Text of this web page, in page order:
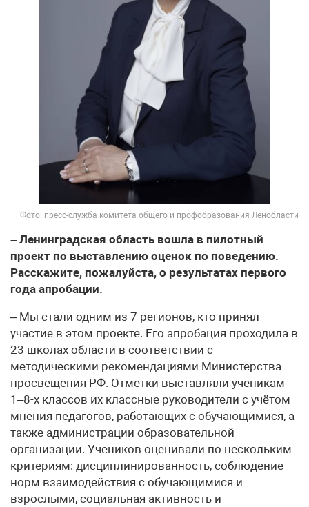
Фото: пресс-служба комитета общего и профобразования Ленобласти
– Ленинградская область вошла в пилотный
проект по выставлению оценок по поведению.
Расскажите, пожалуйста, о результатах первого
года апробации.
– Мы стали одним из 7 регионов, кто принял
участие в этом проекте. Его апробация проходила в
23 школах области в соответствии с
методическими рекомендациями Министерства
просвещения РФ. Отметки выставляли ученикам
1–8-х классов их классные руководители с учётом
мнения педагогов, работающих с обучающимися, а
также администрации образовательной
организации. Учеников оценивали по нескольким
критериям: дисциплинированность, соблюдение
норм взаимодействия с обучающимися и
взрослыми, социальная активность и